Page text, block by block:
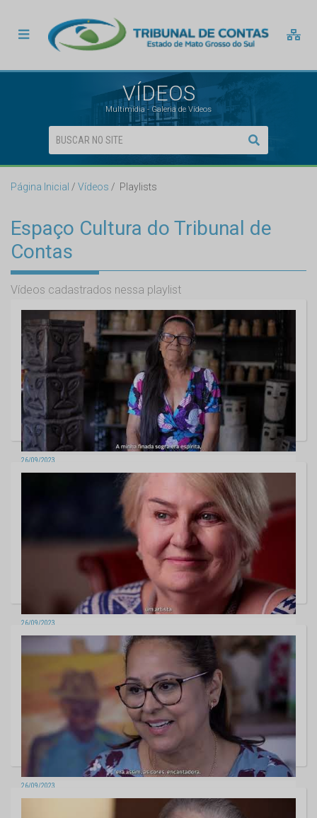
VÍDEOS
Multimídia - Galeria de Vídeos
Página Inicial Vídeos Playlists
Espaço Cultura do Tribunal de
Contas
Vídeos cadastrados nessa playlist
26/09/2023
Artista Plástica - Conceição dos Bugres
26/09/2023
Artista Plástico - Galvão Pretto
26/09/2023
Artista Plástico - Jorapimo